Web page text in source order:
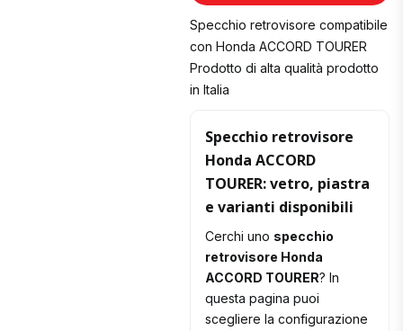
Carrello
Specchio retrovisore compatibile
con Honda ACCORD TOURER
Prodotto di alta qualità prodotto
in Italia
Specchio retrovisore
Honda ACCORD
TOURER: vetro, piastra
e varianti disponibili
Cerchi uno specchio
retrovisore Honda
ACCORD TOURER? In
questa pagina puoi
scegliere la configurazione